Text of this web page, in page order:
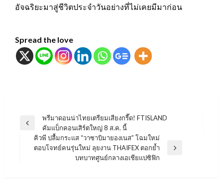
อัจฉริยะมาสู่ชีวิตประจำวันอย่างที่ไม่เคยมีมาก่อน
Spread the love
แนะแนว
เรื่อง
Previous
พรีมาดอนน่าไทยเตรียมเสียงกรี๊ด! FTISLAND
คัมแบ็กคอนเสิร์ตใหญ่ 8 ส.ค. นี้
Next
คิวพี ปลื้มกระแส “วาซาบิมายองเนส” โฉมใหม่
ตอบโจทย์คนรุ่นใหม่ ลุยงาน THAIFEX ตอกย้ำ
บทบาทศูนย์กลางเอเชียแปซิฟิก